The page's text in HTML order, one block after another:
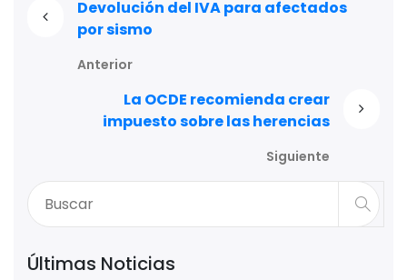
Devolución del IVA para afectados
por sismo
Anterior
La OCDE recomienda crear
impuesto sobre las herencias
Siguiente
Últimas Noticias